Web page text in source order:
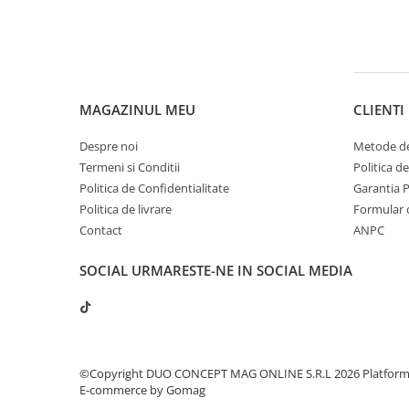
MAGAZINUL MEU
Despre noi
Termeni si Conditii
Politica de Confidentialitate
Politica de livrare
Contact
CLIENTI
Metode
Politica
Garantia
Formular
ANPC
SOCIAL URMARESTE-NE IN SOCIAL MEDIA
©Copyright DUO CONCEPT MAG ONLINE S.R.L 2026
E-commerce by Gomag